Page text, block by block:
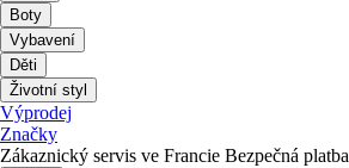
Boty
Vybavení
Děti
Životní styl
Výprodej
Značky
Zákaznický servis ve Francie Bezpečná platba